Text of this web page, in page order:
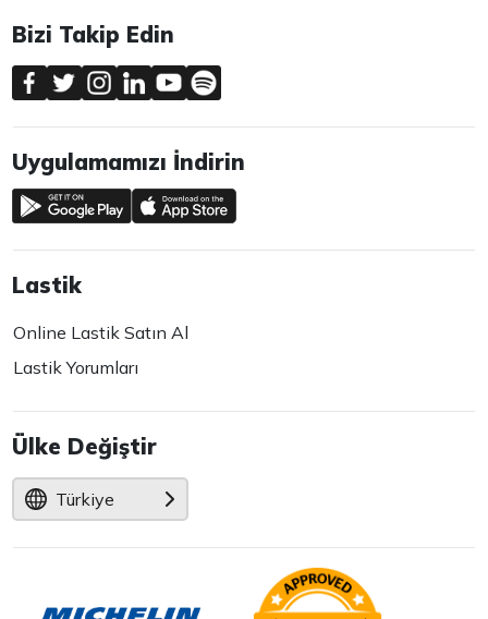
Bizi Takip Edin
Uygulamamızı İndirin
Lastik
Online Lastik Satın Al
Lastik Yorumları
Ülke Değiştir
Türkiye